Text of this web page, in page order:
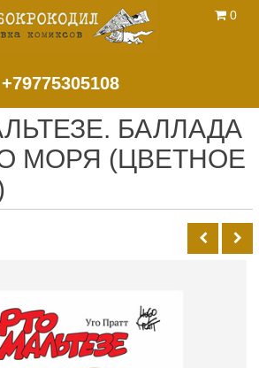
+79775305108
0
БАЛЛАДА
МОРЯ (ЦВЕТНОЕ